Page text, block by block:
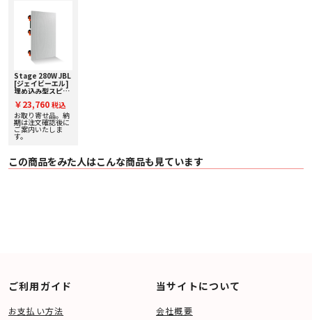
Stage 280W JBL
[ジェイビーエル]
埋め込み型スピー
￥23,760 税込
お取り寄せ品。納
期は注文確認後に
ご案内いたしま
す。
この商品をみた人はこんな商品も見ています
ご利用ガイド
お支払い方法
当サイトについて
会社概要